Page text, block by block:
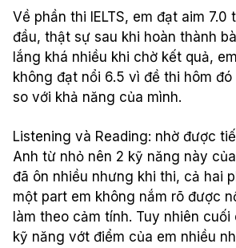
Về phần thi IELTS, em đạt aim 7.0
đầu, thật sự sau khi hoàn thành
lắng khá nhiều khi chờ kết quả, em
không đạt nổi 6.5 vì đề thi hôm đó
so với khả năng của mình.
Listening và Reading: nhờ được
Anh từ nhỏ nên 2 kỹ năng này của
đã ôn nhiều nhưng khi thi, cả hai
một part em không nắm rõ được
làm theo cảm tính. Tuy nhiên cuối
kỹ năng vớt điểm của em nhiều